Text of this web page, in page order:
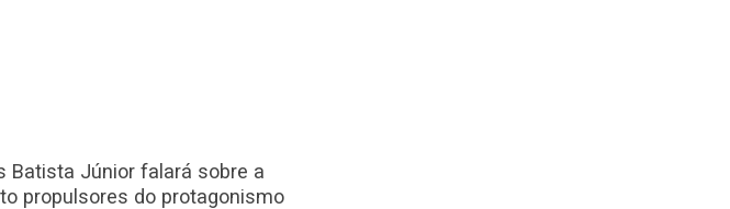
Batista Júnior falará sobre a
propulsores do protagonismo